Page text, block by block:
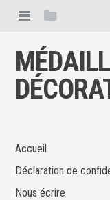
Accueil
Déclaration de
Nous écrire